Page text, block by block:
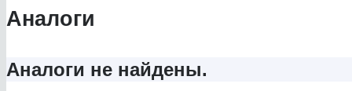
Аналоги
Аналоги не найдены.